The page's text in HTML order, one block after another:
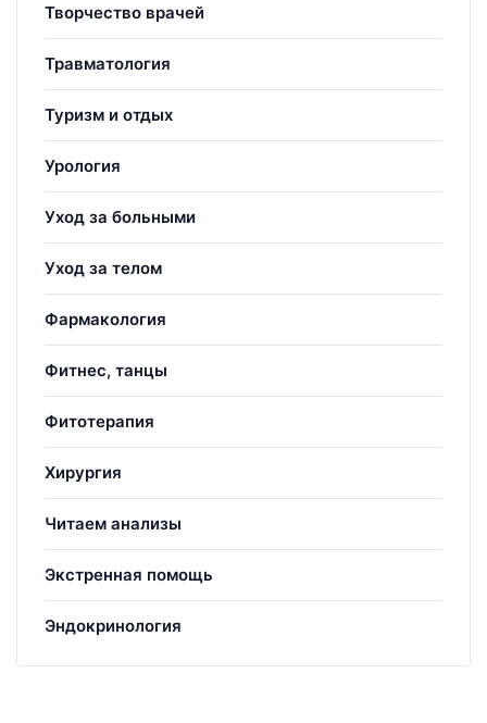
Творчество врачей
Травматология
Туризм и отдых
Урология
Уход за больными
Уход за телом
Фармакология
Фитнес, танцы
Фитотерапия
Хирургия
Читаем анализы
Экстренная помощь
Эндокринология